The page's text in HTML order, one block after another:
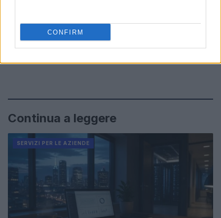
CONFIRM
Continua a leggere
SERVIZI PER LE AZIENDE